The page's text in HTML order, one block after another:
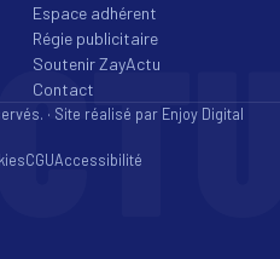
Espace adhérent
Régie publicitaire
Soutenir ZayActu
Contact
· Site réalisé par Enjoy Digital
CGUAccessibilité